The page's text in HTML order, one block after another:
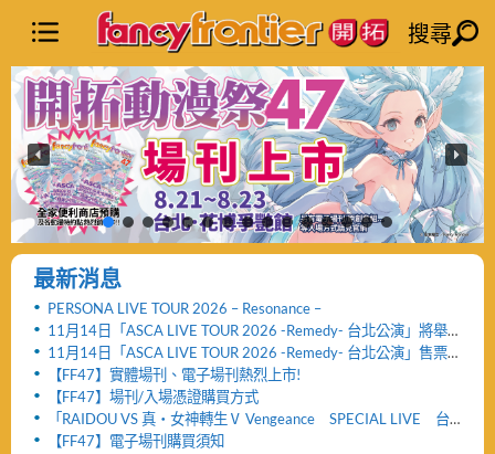
搜尋
最新消息
PERSONA LIVE TOUR 2026 – Resonance –
11月14日「ASCA LIVE TOUR 2026 -Remedy- 台北公演」將舉
辦「FF47迷你演唱會」與「致贈小禮物活動」
11月14日「ASCA LIVE TOUR 2026 -Remedy- 台北公演」售票
網頁公開及女性粉絲看台區設置公告！！
【FF47】實體場刊、電子場刊熱烈上市!
【FF47】場刊/入場憑證購買方式
「RAIDOU VS 真・女神轉生Ⅴ Vengeance SPECIAL LIVE 台
北公演」活動取消及退票服務相關公告
【FF47】電子場刊購買須知